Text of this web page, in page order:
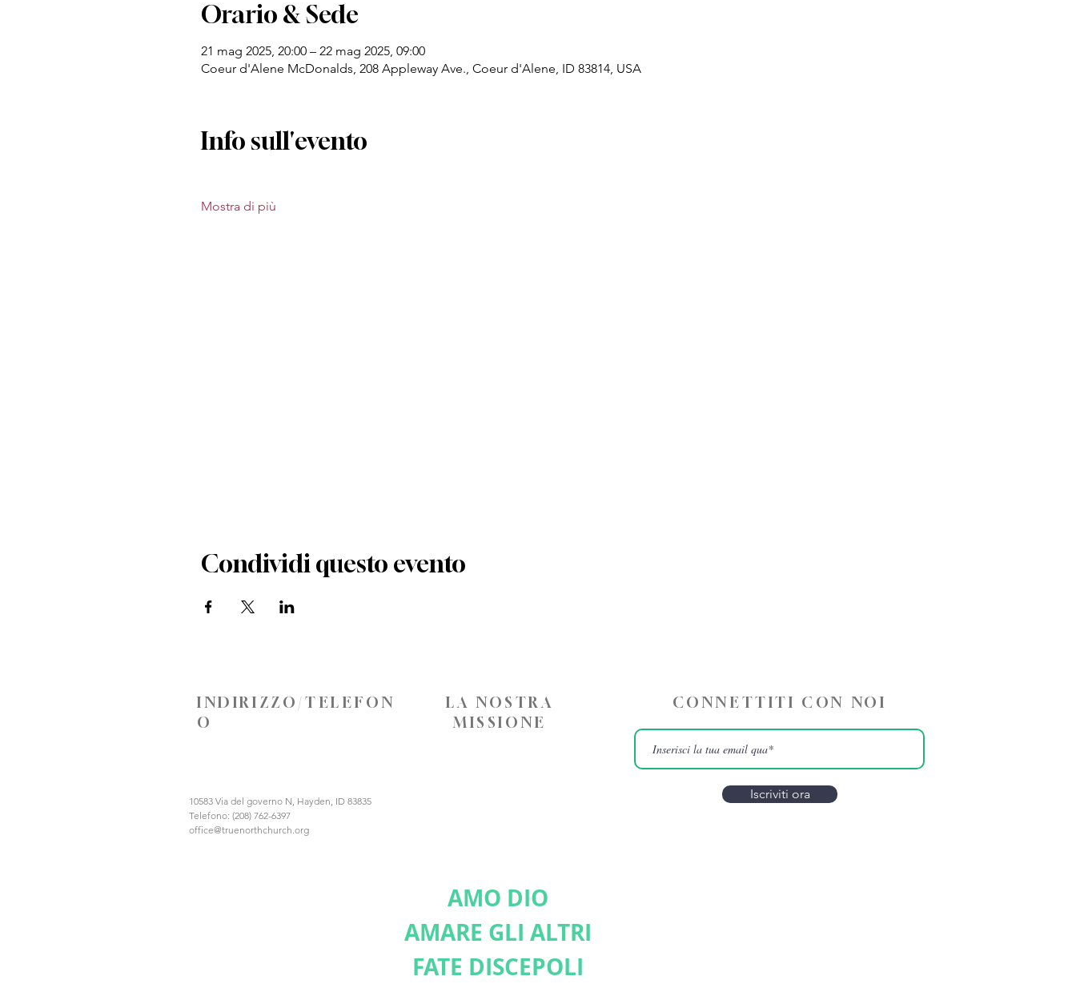
Orario & Sede
21 mag 2025, 20:00 – 22 mag 2025, 09:00
Coeur d'Alene McDonalds, 208 Appleway Ave., Coeur d'Alene, ID 83814, USA
Info sull'evento
Mostra di più
Condividi questo evento
INDIRIZZO/TELEFON
O
LA NOSTRA
MISSIONE
10583 Via del governo N, Hayden, ID 83835
Telefono: (208) 762-6397
office@truenorthchurch.org
AMO DIO
AMARE GLI ALTRI
FATE DISCEPOLI
CONNETTITI CON NOI
Iscriviti ora